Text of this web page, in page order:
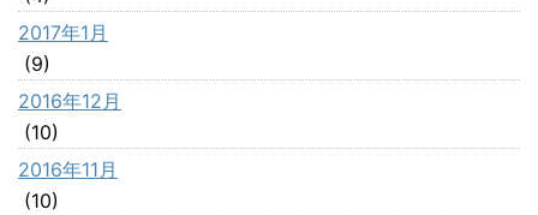
2017年1月
(9)
2016年12月
(10)
2016年11月
(10)